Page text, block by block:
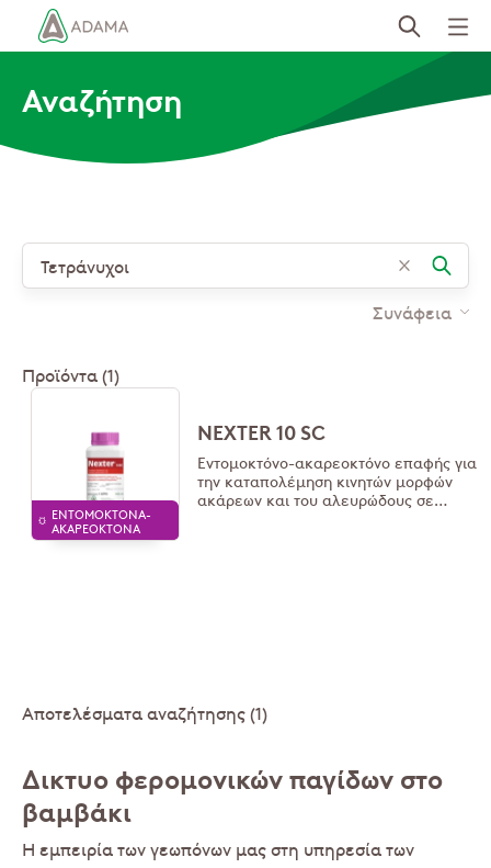
Παράκαμψη
κυρίως
περιεχόμενο
Αναζήτηση
Συνάφεια
Προϊόντα (1)
ΕΝΤΟΜΟΚΤΌΝΑ-
ΑΚΑΡΕΟΚΤΌΝΑ
NEXTER 10 SC
Εντομοκτόνο-ακαρεοκτόνο επαφής για
την καταπολέμηση κινητών μορφών
ακάρεων και του αλευρώδους σε
Αποτελέσματα αναζήτησης (1)
Δικτυο φερομονικών παγίδων στο
βαμβάκι
Η εμπειρία των γεωπόνων μας στη υπηρεσία των